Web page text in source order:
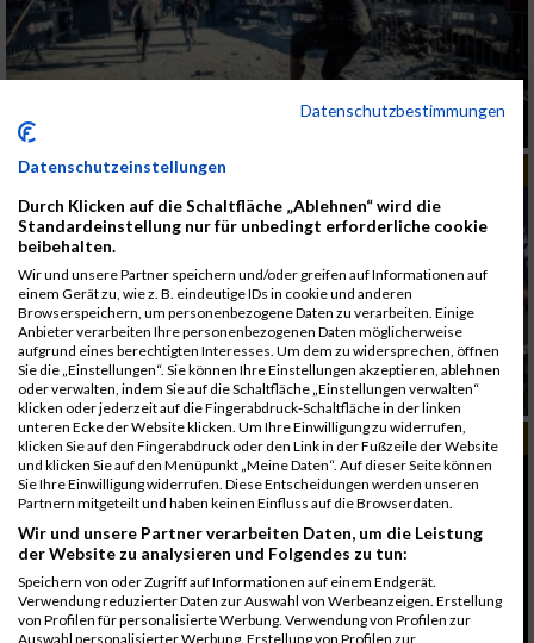
Spartan Race Mallorca wir kommen
Matsch, Feuer, Hindernisse: Spartan Race St.
Pölten und Kaprun
MUD RACE
Datenschutzbestimmungen
Datenschutzeinstellungen
Durch Klicken auf die Schaltfläche „Ablehnen“ wird die
Standardeinstellung nur für unbedingt erforderliche cookie
beibehalten.
Wir und unsere Partner speichern und/oder greifen auf Informationen auf
einem Gerät zu, wie z. B. eindeutige IDs in cookie und anderen
Browserspeichern, um personenbezogene Daten zu verarbeiten. Einige
Anbieter verarbeiten Ihre personenbezogenen Daten möglicherweise
aufgrund eines berechtigten Interesses. Um dem zu widersprechen, öffnen
Sie die „Einstellungen“. Sie können Ihre Einstellungen akzeptieren, ablehnen
oder verwalten, indem Sie auf die Schaltfläche „Einstellungen verwalten“
klicken oder jederzeit auf die Fingerabdruck-Schaltfläche in der linken
unteren Ecke der Website klicken. Um Ihre Einwilligung zu widerrufen,
klicken Sie auf den Fingerabdruck oder den Link in der Fußzeile der Website
und klicken Sie auf den Menüpunkt „Meine Daten“. Auf dieser Seite können
Sie Ihre Einwilligung widerrufen. Diese Entscheidungen werden unseren
Partnern mitgeteilt und haben keinen Einfluss auf die Browserdaten.
Wir und unsere Partner verarbeiten Daten, um die Leistung
der Website zu analysieren und Folgendes zu tun:
Speichern von oder Zugriff auf Informationen auf einem Endgerät.
Verwendung reduzierter Daten zur Auswahl von Werbeanzeigen. Erstellung
von Profilen für personalisierte Werbung. Verwendung von Profilen zur
Auswahl personalisierter Werbung. Erstellung von Profilen zur